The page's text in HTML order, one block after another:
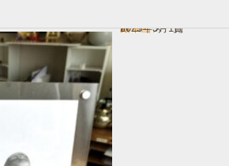
鉛筆画
In コース一覧
2025年3月1日